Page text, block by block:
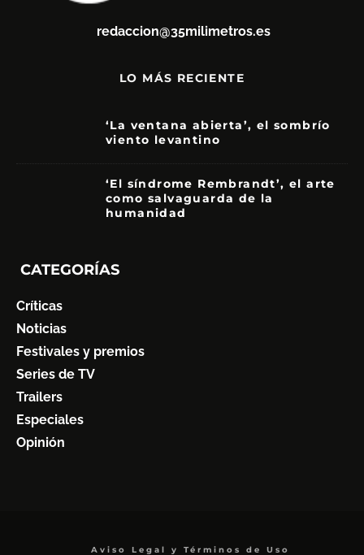
redaccion@35milimetros.es
LO MÁS RECIENTE
‘La ventana abierta’, el sombrío
viento levantino
‘El síndrome Rembrandt’, el arte
como salvaguarda de la
humanidad
CATEGORÍAS
Críticas
Noticias
Festivales y premios
Series de TV
Trailers
Especiales
Opinión
Aviso Legal y Términos de Uso